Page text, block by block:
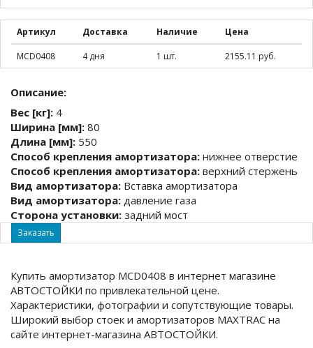
Артикул Доставка Наличие Цена
MCD0408 4 дня 1 шт. 2155.11 руб.
Описание:
Вес [кг]: 4
Ширина [мм]: 80
Длина [мм]: 550
Способ крепления амортизатора: нижнее отверстие
Способ крепления амортизатора: верхний стержень
Вид амортизатора: Вставка амортизатора
Вид амортизатора: давление газа
Сторона установки: задний мост
Заказать
Купить амортизатор MCD0408 в интернет магазине
АВТОСТОЙКИ по привлекательной цене.
Характеристики, фотографии и сопутствующие товары.
Широкий выбор стоек и амортизаторов MAXTRAC на
сайте интернет-магазина АВТОСТОЙКИ.